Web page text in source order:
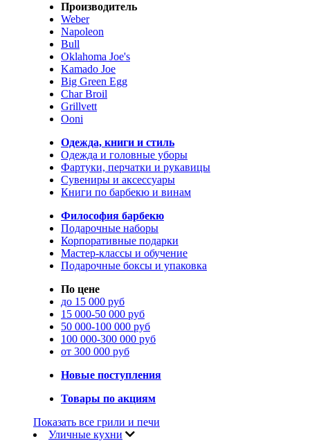
Производитель
Weber
Napoleon
Bull
Oklahoma Joe's
Kamado Joe
Big Green Egg
Char Broil
Grillvett
Ooni
Одежда, книги и стиль
Одежда и головные уборы
Фартуки, перчатки и рукавицы
Сувениры и аксессуары
Книги по барбекю и винам
Философия барбекю
Подарочные наборы
Корпоративные подарки
Мастер-классы и обучение
Подарочные боксы и упаковка
По цене
до 15 000 руб
15 000-50 000 руб
50 000-100 000 руб
100 000-300 000 руб
от 300 000 руб
Новые поступления
Товары по акциям
Показать все грили и печи
Уличные кухни